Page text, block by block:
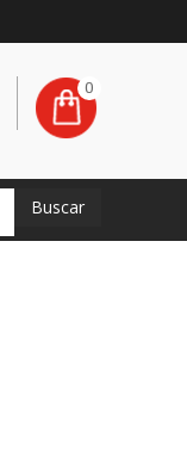
0
Buscar